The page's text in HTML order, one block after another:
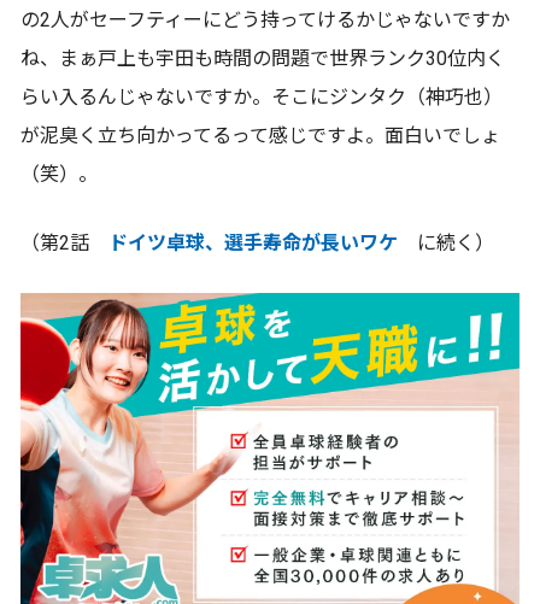
の2人がセーフティーにどう持ってけるかじゃないですか
ね、まぁ戸上も宇田も時間の問題で世界ランク30位内く
らい入るんじゃないですか。そこにジンタク（神巧也）
が泥臭く立ち向かってるって感じですよ。面白いでしょ
（笑）。
（第2話 ドイツ卓球、選手寿命が長いワケ に続く）